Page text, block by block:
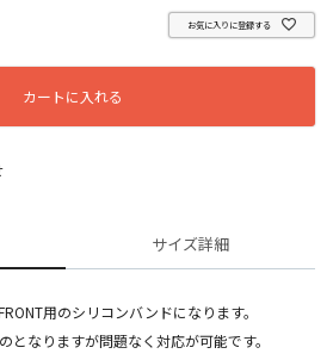
お気に入りに登録する
カートに入れる
サイズ詳細
用のシリコンバンドになります。
なりますが問題なく対応が可能です。